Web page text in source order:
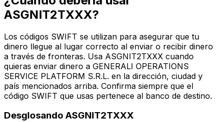
ASGNIT2TXXX?
Los códigos SWIFT se utilizan para asegurar que tu
dinero llegue al lugar correcto al enviar o recibir dinero
a través de fronteras. Usa ASGNIT2TXXX cuando
quieras enviar dinero a GENERALI OPERATIONS
SERVICE PLATFORM S.R.L. en la dirección, ciudad y
país mencionados arriba. Confirma siempre que el
código SWIFT que usas pertenece al banco de destino.
Desglosando ASGNIT2TXXX